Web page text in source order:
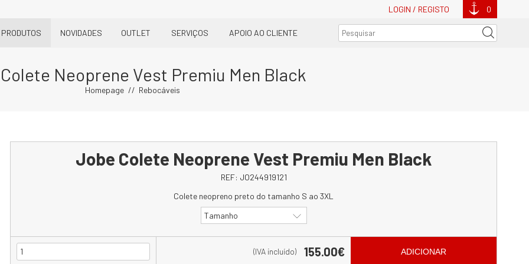
LOGIN / REGISTO 0
PRODUTOS NOVIDADES OUTLET SERVIÇOS APOIO AO CLIENTE
Neoprene Vest Premiu Men Black
Homepage Rebocáveis
Jobe Colete Neoprene Vest Premiu Men Black
REF: JO244919121
Colete neopreno preto do tamanho S ao 3XL
Tamanho
(IVA incluído) 155.00€ ADICIONAR